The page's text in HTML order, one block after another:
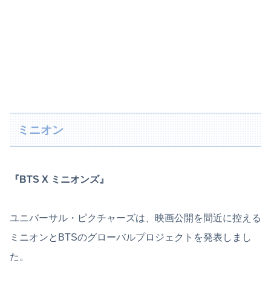
ミニオン
『BTS X ミニオンズ』
ユニバーサル・ピクチャーズは、映画公開を間近に控える
ミニオンとBTSのグローバルプロジェクトを発表しまし
た。